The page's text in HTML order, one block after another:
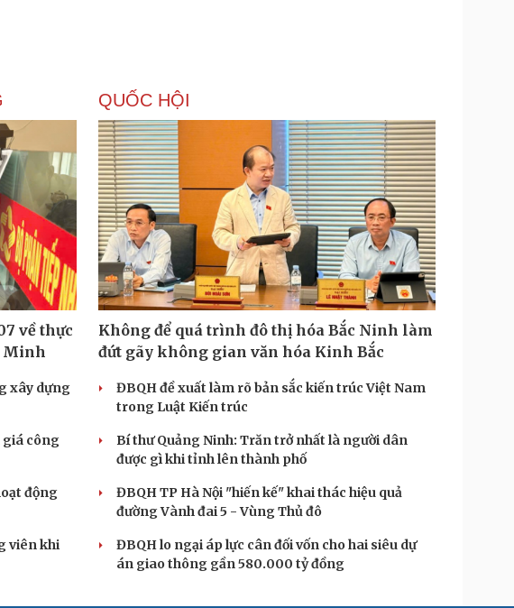
về thực
Minh
xây dựng
giá công
động
viên khi
QUỐC HỘI
Không để quá trình đô thị hóa Bắc Ninh làm
đứt gãy không gian văn hóa Kinh Bắc
ĐBQH đề xuất làm rõ bản sắc kiến trúc Việt Nam
trong Luật Kiến trúc
Bí thư Quảng Ninh: Trăn trở nhất là người dân
được gì khi tỉnh lên thành phố
ĐBQH TP Hà Nội "hiến kế" khai thác hiệu quả
đường Vành đai 5 - Vùng Thủ đô
ĐBQH lo ngại áp lực cân đối vốn cho hai siêu dự
án giao thông gần 580.000 tỷ đồng